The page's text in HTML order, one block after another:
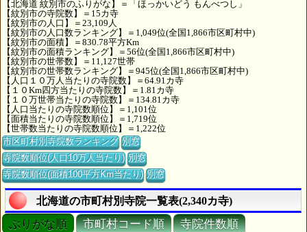
【北海道 紋別市のふりがな】＝「ほっかいどう もんべつし」
【紋別市の寺院数】＝15カ寺
【紋別市の人口】＝23,109人
【紋別市の人口数ランキング】＝1,049位(全国1,866市区町村中)
【紋別市の面積】＝830.78平方Km
【紋別市の面積ランキング】＝56位(全国1,866市区町村中)
【紋別市の世帯数】＝11,127世帯
【紋別市の世帯数ランキング】＝945位(全国1,866市区町村中)
【人口１０万人当たりの寺院数】＝64.91カ寺
【１０Km四方当たりの寺院数】＝1.81カ寺
【１０万世帯当たりの寺院数】＝134.81カ寺
【人口当たりの寺院数順位】＝1,101位
【面積当たりの寺院数順位】＝1,719位
【世帯数当たりの寺院数順位】＝1,222位
市区町村別寺院数ランキング 別窓
寺院数順位(人口10万人当たり) 別窓
寺院数順位(面積100平方Km当たり) 別窓
北海道の市町村別寺院一覧表(2,340カ寺)
ぶりがな順 市町村コード順 寺院件数順